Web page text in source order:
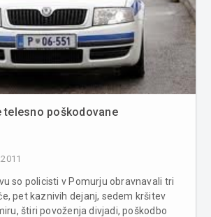
telesno poškodovane
so policisti v Pomurju obravnavali tri
pet kaznivih dejanj, sedem kršitev
štiri povoženja divjadi, poškodbo